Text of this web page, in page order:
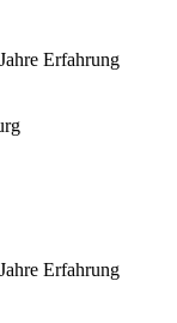
Jahre Erfahrung
Jahre Erfahrung